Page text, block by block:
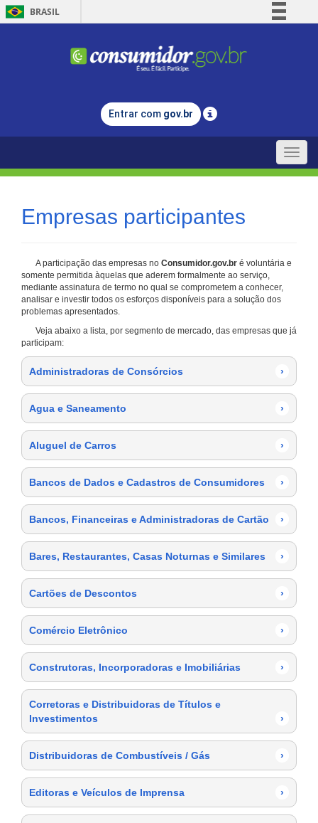
BRASIL
Comunica BR
Legislação
Entrar com gov.br
Toggle
Empresas participantes
A participação das empresas no Consumidor.gov.br é voluntária e
somente permitida àquelas que aderem formalmente ao serviço,
mediante assinatura de termo no qual se comprometem a conhecer,
analisar e investir todos os esforços disponíveis para a solução dos
problemas apresentados.
Veja abaixo a lista, por segmento de mercado, das empresas que já
participam:
Administradoras de Consórcios ›
Agua e Saneamento ›
Aluguel de Carros ›
Bancos de Dados e Cadastros de Consumidores ›
Bancos, Financeiras e Administradoras de Cartão ›
Bares, Restaurantes, Casas Noturnas e Similares ›
Cartões de Descontos ›
Comércio Eletrônico ›
Construtoras, Incorporadoras e Imobiliárias ›
Corretoras e Distribuidoras de Títulos e
Investimentos
›
Distribuidoras de Combustíveis / Gás ›
Editoras e Veículos de Imprensa ›